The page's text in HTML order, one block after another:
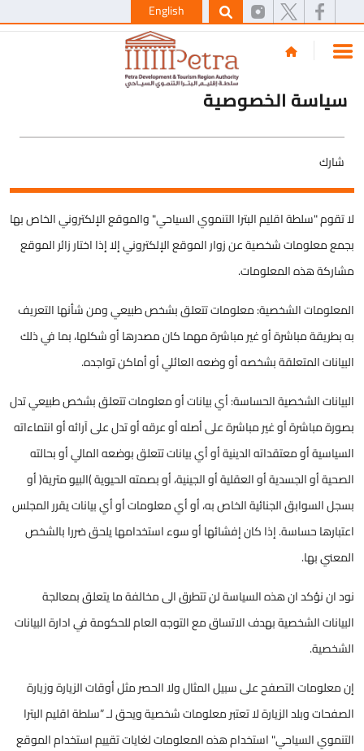
English
سياسة الخصوصية
شارك
لا تقوم "سلطة اقليم البترا التنموي السياحي" والموقع الإلكتروني الخاص بها
بجمع معلومات شخصية عن زوار الموقع الإلكتروني إلا إذا اختار زائر الموقع
مشاركة هذه المعلومات.
المعلومات الشخصية: معلومات تتعلق بشخص طبيعي ومن شأنها التعريف
به بطريقة مباشرة أو غير مباشرة مهما كان مصدرها أو شكلها، بما في ذلك
البيانات المتعلقة بشخصه أو وضعه العائلي أو أماكن تواجده.
البيانات الشخصية الحساسة: أي بيانات أو معلومات تتعلق بشخص طبيعي تدل
بصورة مباشرة أو غير مباشرة على أصله أو عرقه أو تدل على آرائه أو انتماءاته
السياسية أو معتقداته الدينية أو أي بيانات تتعلق بوضعه المالي أو بحالته
الصحية أو الجسدية أو العقلية أو الجينية، أو بصمته الحيوية )البيو مترية( أو
بسجل السوابق الجنائية الخاص به، أو أي معلومات أو أي بيانات يقرر المجلس
اعتبارها حساسة. إذا كان إفشائها أو سوء استخدامها يلحق ضررا بالشخص
المعني بها.
نود ان نؤكد ان هذه السياسة لن تتطرق الى مخالفة ما يتعلق بمعالجة
البيانات الشخصية بهدف الاتساق مع التوجه العام للحكومة في ادارة البيانات
الشخصية.
إن معلومات التصفح على سبيل المثال ولا الحصر مثل أوقات الزيارة وزيارة
الصفحات وبلد الزيارة لا تعتبر معلومات شخصية ويحق لـ ”سلطة اقليم البترا
التنموي السياحي" استخدام هذه المعلومات لغايات تقييم استخدام الموقع